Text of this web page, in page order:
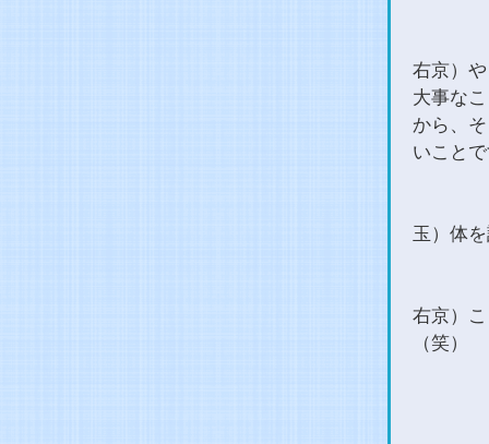
右京）
大事な
から、
いこと
玉）体
右京）
（笑）